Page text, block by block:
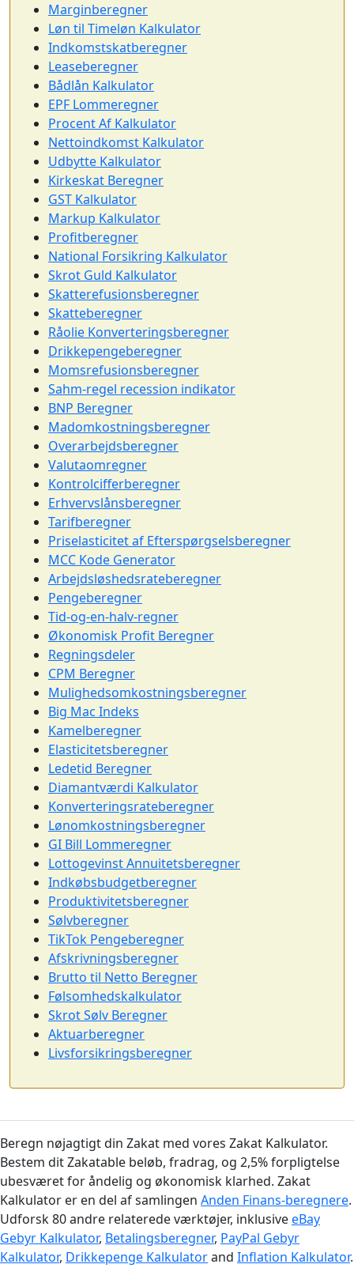
Marginberegner
Løn til Timeløn Kalkulator
Indkomstskatberegner
Leaseberegner
Bådlån Kalkulator
EPF Lommeregner
Procent Af Kalkulator
Nettoindkomst Kalkulator
Udbytte Kalkulator
Kirkeskat Beregner
GST Kalkulator
Markup Kalkulator
Profitberegner
National Forsikring Kalkulator
Skrot Guld Kalkulator
Skatterefusionsberegner
Skatteberegner
Råolie Konverteringsberegner
Drikkepengeberegner
Momsrefusionsberegner
Sahm-regel recession indikator
BNP Beregner
Madomkostningsberegner
Overarbejdsberegner
Valutaomregner
Kontrolcifferberegner
Erhvervslånsberegner
Tarifberegner
Priselasticitet af Efterspørgselsberegner
MCC Kode Generator
Arbejdsløshedsrateberegner
Pengeberegner
Tid-og-en-halv-regner
Økonomisk Profit Beregner
Regningsdeler
CPM Beregner
Mulighedsomkostningsberegner
Big Mac Indeks
Kamelberegner
Elasticitetsberegner
Ledetid Beregner
Diamantværdi Kalkulator
Konverteringsrateberegner
Lønomkostningsberegner
GI Bill Lommeregner
Lottogevinst Annuitetsberegner
Indkøbsbudgetberegner
Produktivitetsberegner
Sølvberegner
TikTok Pengeberegner
Afskrivningsberegner
Brutto til Netto Beregner
Følsomhedskalkulator
Skrot Sølv Beregner
Aktuarberegner
Livsforsikringsberegner
Beregn nøjagtigt din Zakat med vores Zakat Kalkulator.
Bestem dit Zakatable beløb, fradrag, og 2,5% forpligtelse
ubesværet for åndelig og økonomisk klarhed. Zakat
Kalkulator er en del af samlingen Anden Finans-beregnere.
Udforsk 80 andre relaterede værktøjer, inklusiveeBay
Gebyr Kalkulator, Betalingsberegner, PayPal Gebyr
Kalkulator, Drikkepenge Kalkulatorand Inflation Kalkulator.